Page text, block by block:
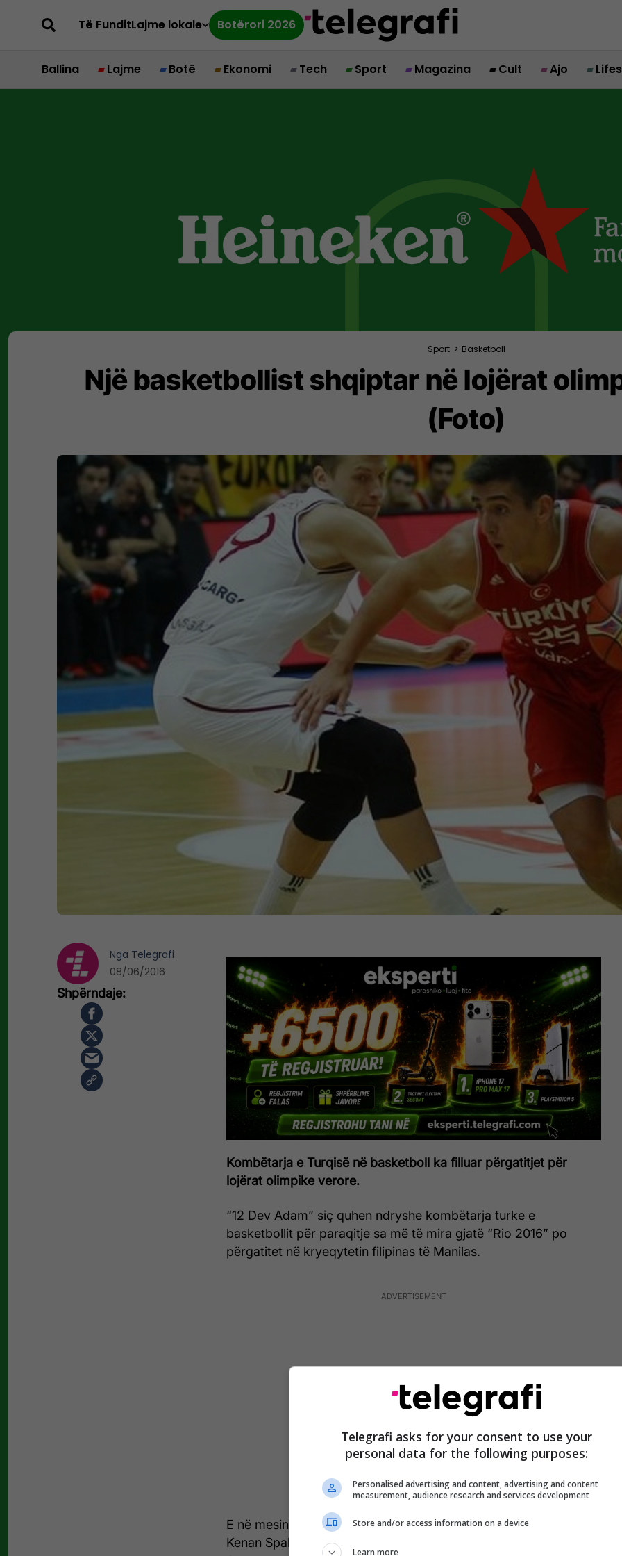
Të FunditLajme lokale Botërori 2026
Ballina Lajme Botë Ekonomi Tech Sport Magazina Cult Ajo
Sport > Basketboll
Një basketbollist shqiptar në lojërat
(Foto)
Kombëtarja e Turqisë në basketboll ka filluar përgatitjet për
lojërat olimpike verore.
“12 Dev Adam” siç quhen ndryshe kombëtarja turke e
basketbollit për paraqitje sa më të mira gjatë “Rio 2016” po
përgatitet në kryeqytetin filipinas të Manilas.
E në mesin e 20 basketbollistëve gjendet edhe lojtari prishtinas,
Kenan Spahiu, i cili ka marrë ftesën e trajnerit turk, Engin
Nga Telegrafi
08/06/2016
Telegrafi asks for your consent to use your
personal data for the following purposes:
Personalised advertising and content, advertising and content
measurement, audience research and services development
Store and/or access information on a device
Learn more